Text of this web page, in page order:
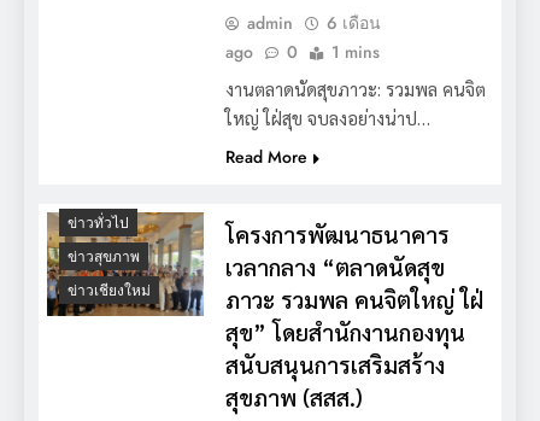
admin
6 เดือน
ago
0 1 mins
งานตลาดนัดสุขภาวะ: รวมพล คนจิต
ใหญ่ ใฝ่สุข จบลงอย่างน่าป…
Read More
ข่าวทั่วไป
ข่าวสุขภาพ
ข่าวเชียงใหม่
โครงการพัฒนาธนาคาร
เวลากลาง “ตลาดนัดสุข
ภาวะ รวมพล คนจิตใหญ่ ใฝ่
สุข” โดยสำนักงานกองทุน
สนับสนุนการเสริมสร้าง
สุขภาพ (สสส.)